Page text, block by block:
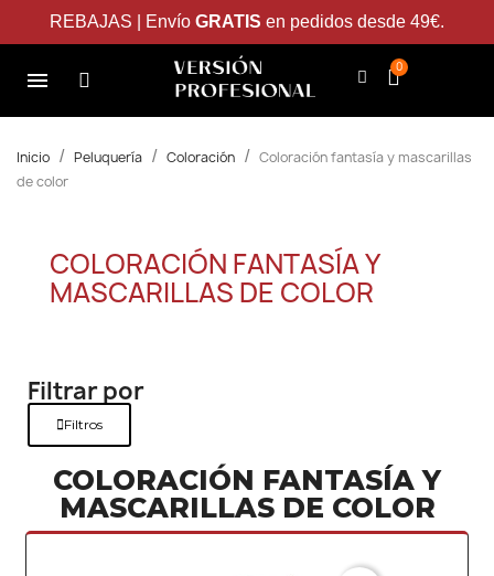
REBAJAS | Envío GRATIS en pedidos desde 49€.
Inicio Peluquería Coloración
Coloración fantasía y mascarillas
de color
COLORACIÓN FANTASÍA Y
MASCARILLAS DE COLOR
Filtrar por
Filtros
COLORACIÓN FANTASÍA Y
MASCARILLAS DE COLOR